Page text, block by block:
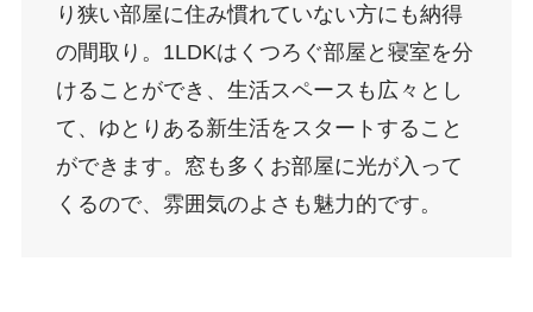
り狭い部屋に住み慣れていない方にも納得
の間取り。1LDKはくつろぐ部屋と寝室を分
けることができ、生活スペースも広々とし
て、ゆとりある新生活をスタートすること
ができます。窓も多くお部屋に光が入って
くるので、雰囲気のよさも魅力的です。